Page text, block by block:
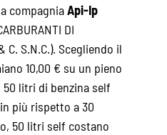
compagniaApi-Ip
DI
C. S.N.C.). Scegliendo il
10,00 € su un pieno
litri di benzina self
più rispetto a 30
50 litri self costano